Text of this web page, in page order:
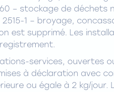
– stockage de déchets
1 – broyage,
est supprimé. Les
services, ouvertes
à déclaration avec
ou égale à 2 kg/jour.